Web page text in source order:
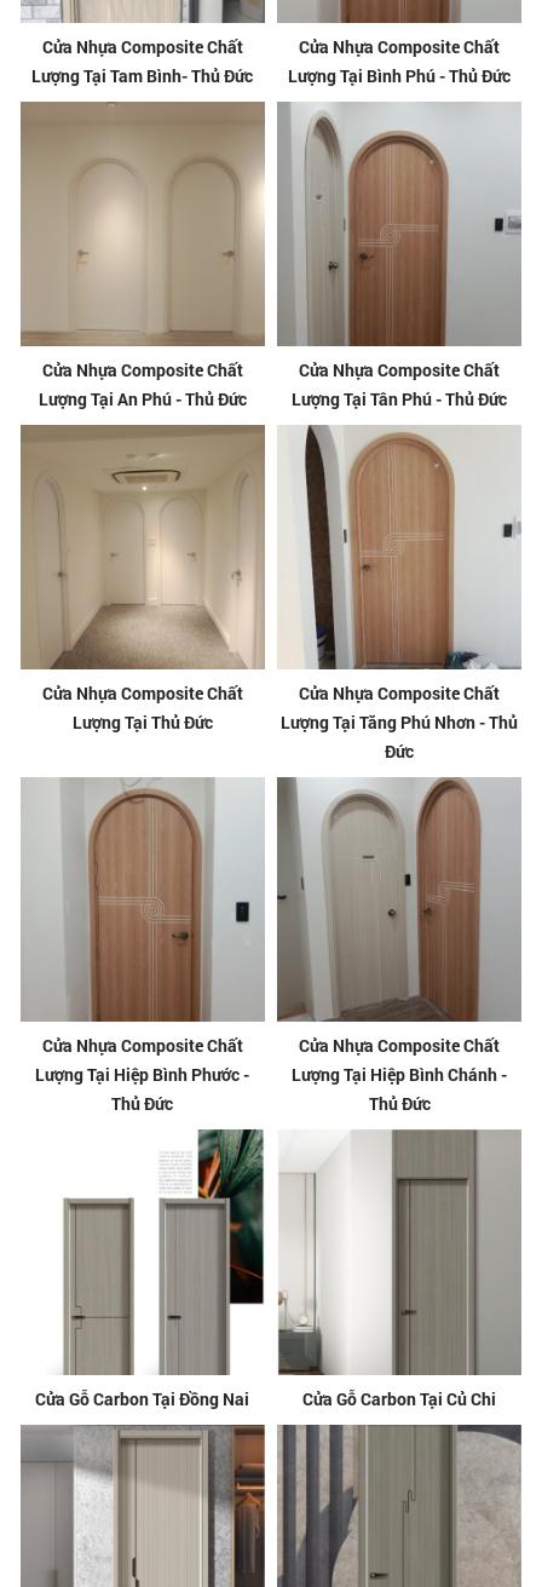
Cửa Nhựa Composite Chất
Lượng Tại Tam Bình- Thủ Đức
Cửa Nhựa Composite Chất
Lượng Tại Bình Phú - Thủ Đức
Cửa Nhựa Composite Chất
Lượng Tại An Phú - Thủ Đức
Cửa Nhựa Composite Chất
Lượng Tại Tân Phú - Thủ Đức
Cửa Nhựa Composite Chất
Lượng Tại Thủ Đức
Cửa Nhựa Composite Chất
Lượng Tại Tăng Phú Nhơn - Thủ
Đức
Cửa Nhựa Composite Chất
Lượng Tại Hiệp Bình Phước -
Thủ Đức
Cửa Nhựa Composite Chất
Lượng Tại Hiệp Bình Chánh -
Thủ Đức
Cửa Gỗ Carbon Tại Đồng Nai Cửa Gỗ Carbon Tại Củ Chi